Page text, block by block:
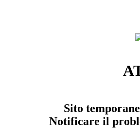
Sito
Notificare il